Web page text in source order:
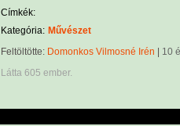
Címkék:
Kategória: Művészet
Feltöltötte: Domonkos Vilmosné Irén
10
Látta 605 ember.